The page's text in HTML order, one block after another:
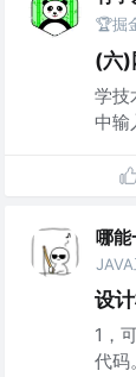
🏆掘
(六)
学技
中输
哪能
设
1，
代码